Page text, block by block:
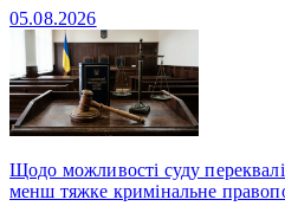
05.08.2026
Щодо можливості суду
менш тяжке кримінальне